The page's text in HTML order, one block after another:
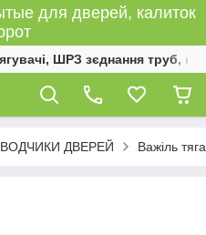
для дверей, калиток
ШРЗ зєднання труб,
ДВЕРЕЙ Важіль